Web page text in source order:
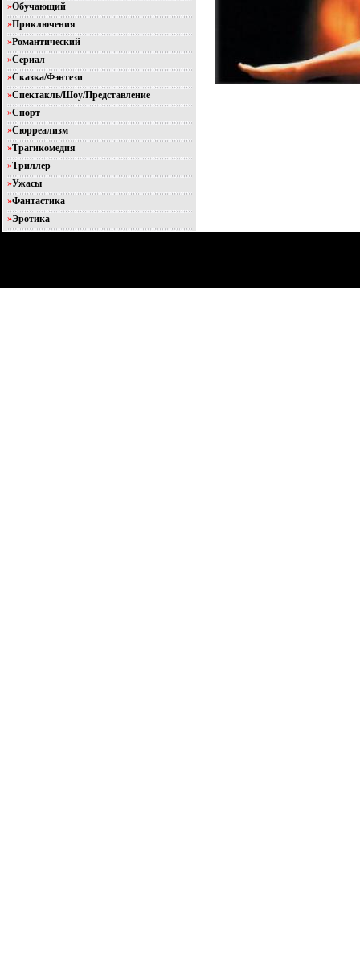
»Обучающий
»Приключения
»Романтический
»Сериал
»Сказка/Фэнтези
»Спектакль/Шоу/Представление
»Спорт
»Сюрреализм
»Трагикомедия
»Триллер
»Ужасы
»Фантастика
»Эротика